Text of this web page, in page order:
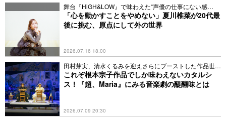
舞台『HiGH&LOW』で味わえた“声優の仕事にない感
覚”とは
「心を動かすことをやめない」夏川椎菜が20代最
後に挑む、原点にして外の世界
2026.07.16 18:00
田村芽実、清水くるみを迎えさらにブーストした作品世界
に迫る
これぞ根本宗子作品でしか味わえないカタルシ
ス！『超、Maria』にみる音楽劇の醍醐味とは
2026.07.09 20:30